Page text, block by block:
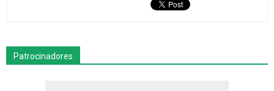
Patrocinadores